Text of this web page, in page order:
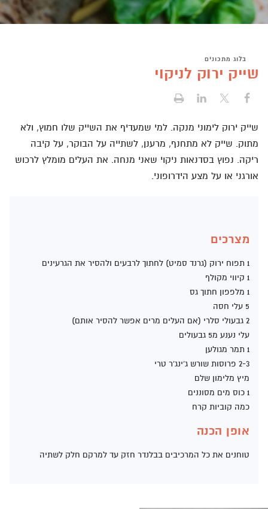
בלוג מתכונים
שייק ירוק לניקוי
שייק ירוק לימוני מנקה. למי שמעדיף את השייק שלו חמוץ, ולא
מתוק. שייק לא מתחנף, מרענן, לשתייה על הבוקר, על קיבה
ריקה. נפוץ בסדנאות ניקוי שאני מנחה. את העלים מומלץ לרכוש
אורגני או על מצע הידרופוני.
מצרכים
1 תפוח ירוק (גרנד סמיט) לחתוך לרבעים ולהסיר את הגרעינים
1 קיווי מקולף
1 מלפפון חתוך גס
5 עלי חסה
2 גבעולי סלרי (אם העלים מרים אפשר להסיר אותם)
עלי נענע מ5 גבעולים
1 תמר מגולען
2-3 פרוסות שורש ג'ינג'ר טרי
מיץ מלימון שלם
1 כוס מים מסוננים
כמה קוביות קרח
אופן הכנה
טוחנים את כל המרכיבים בבלנדר חזק עד למרקם חלק לשתיה